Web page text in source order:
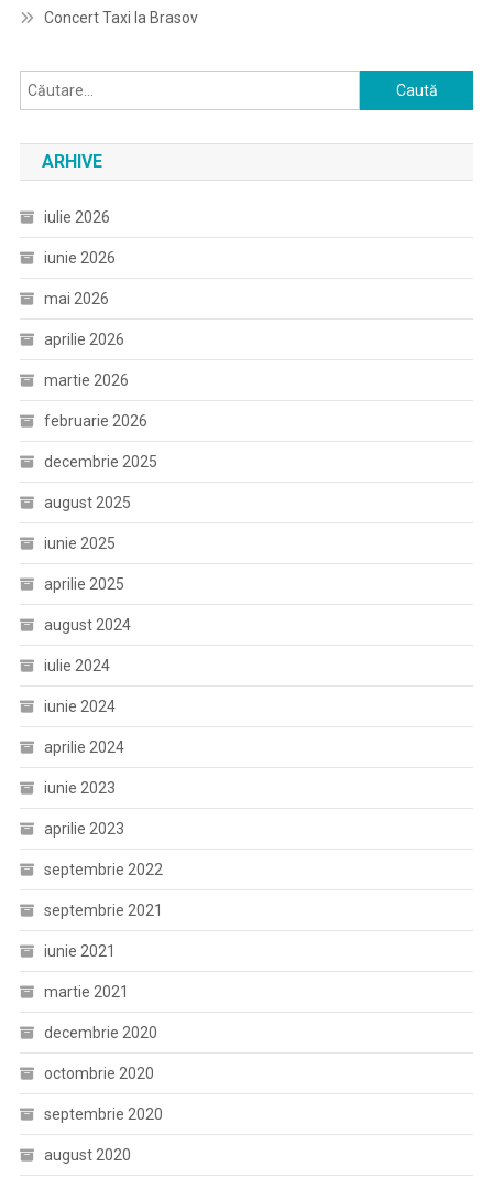
Concert Taxi la Brasov
Caută
după:
ARHIVE
iulie 2026
iunie 2026
mai 2026
aprilie 2026
martie 2026
februarie 2026
decembrie 2025
august 2025
iunie 2025
aprilie 2025
august 2024
iulie 2024
iunie 2024
aprilie 2024
iunie 2023
aprilie 2023
septembrie 2022
septembrie 2021
iunie 2021
martie 2021
decembrie 2020
octombrie 2020
septembrie 2020
august 2020